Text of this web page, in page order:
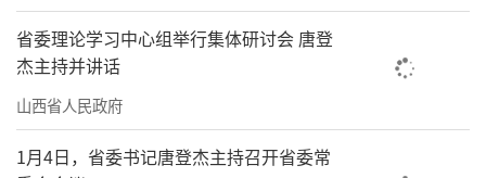
省委理论学习中心组举行集体研讨会 唐登
杰主持并讲话
山西省人民政府
1月4日，省委书记唐登杰主持召开省委常